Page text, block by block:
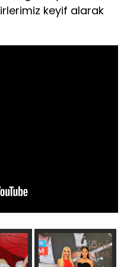
keyif alarak